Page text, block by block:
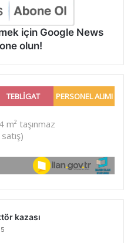
için Google News
olun!
kazası